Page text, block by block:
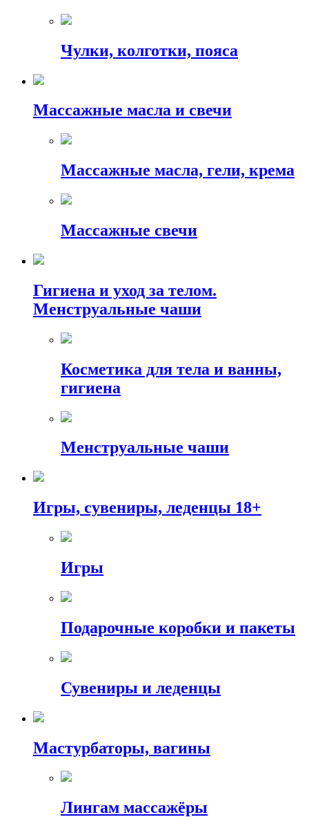
Чулки, колготки, пояса
Массажные масла и свечи
Массажные масла, гели, крема
Массажные свечи
Гигиена и уход за телом.
Менструальные чаши
Косметика для тела и ванны,
гигиена
Менструальные чаши
Игры, сувениры, леденцы 18+
Игры
Подарочные коробки и пакеты
Сувениры и леденцы
Мастурбаторы, вагины
Лингам массажёры